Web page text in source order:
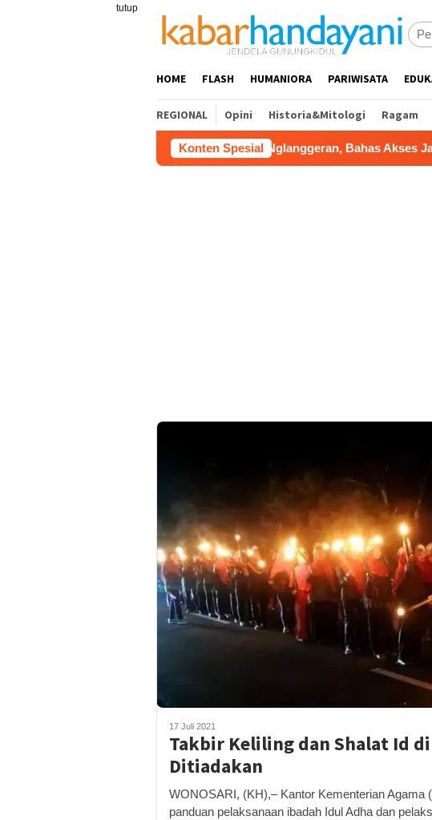
tutup
HOME FLASH HUMANIORA PARIWISATA
REGIONAL Opini Historia&Mitologi Ragam
Konten Spesial
Gunungkidul Dorong Tol Tembus Nglanggeran, Bahas Akses Jalan hingga
17 Juli 2021
Takbir Keliling dan Shalat Id
Ditiadakan
WONOSARI, (KH),– Kantor Kementerian
panduan pelaksanaan ibadah Idul Adha dan